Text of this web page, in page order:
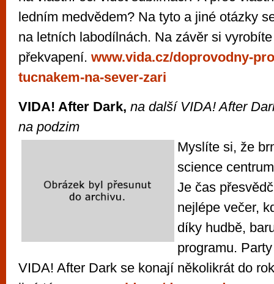
ledním medvědem? Na tyto a jiné otázky
na letních labodílnách. Na závěr si
překvapení. www.vida.cz/doprovodny-
tucnakem-na-sever-zari
VIDA! After Dark, na další VIDA! After
na podzim
Myslíte si, že
science
Je čas
nejlépe večer,
díky hudbě,
programu.
VIDA! After Dark se konají několikrát do